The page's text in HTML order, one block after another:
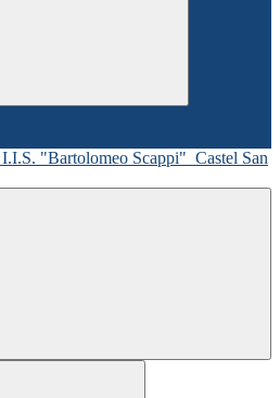
I.I.S. "Bartolomeo Scappi" Castel San